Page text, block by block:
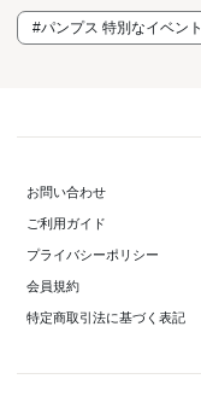
#パンプス 特別なイベント
お問い合わせ
ご利用ガイド
プライバシーポリシー
会員規約
特定商取引法に基づく表記